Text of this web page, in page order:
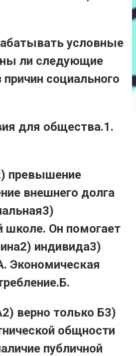
условные
ли следующие
социального
для общества.1.
превышение
внешнего долга
школе. Он помогает
индивида3)
Экономическая
верно только Б3)
общности
публичной